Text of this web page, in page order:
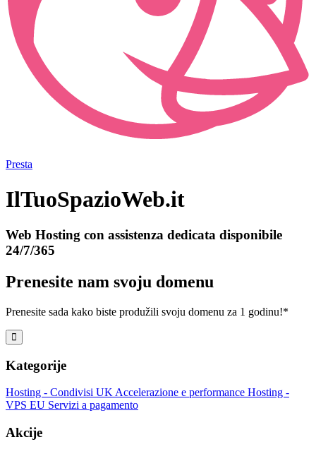
Presta
IlTuoSpazioWeb.it
Web Hosting con assistenza dedicata disponibile
24/7/365
Prenesite nam svoju domenu
Prenesite sada kako biste produžili svoju domenu za 1 godinu!*
Kategorije
Hosting - Condivisi UK Accelerazione e performance Hosting -
VPS EU Servizi a pagamento
Akcije